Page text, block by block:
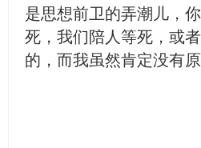
是思想前卫的弄潮儿，
死，我们陪人等死，或
的，而我虽然肯定没有